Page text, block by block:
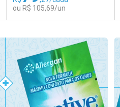
ou R$ 105,69/un
Laboratório
Por Menos